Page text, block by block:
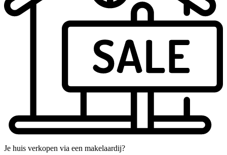
Je huis verkopen via een makelaardij?